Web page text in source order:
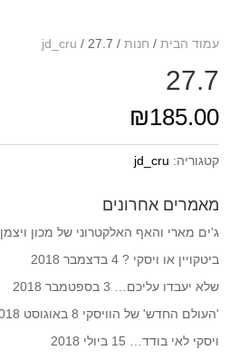
עמוד הבית / חנות /
jd_cru / 27.7
27.7
₪185.00
קטגוריה: jd_cru
מאמרים אחרונים
ג'ים מארי והאף האלקטרוני של מכון ויצמן
ביטקויין או ויסקי ? 4 בדצמבר 2018
שלא יעבדו עליכם…
3 בספטמבר 2018
'העולם החדש' של הוויסקי 8 באוגוסט 2018
ויסקי לאי בודד…
15 ביולי 2018